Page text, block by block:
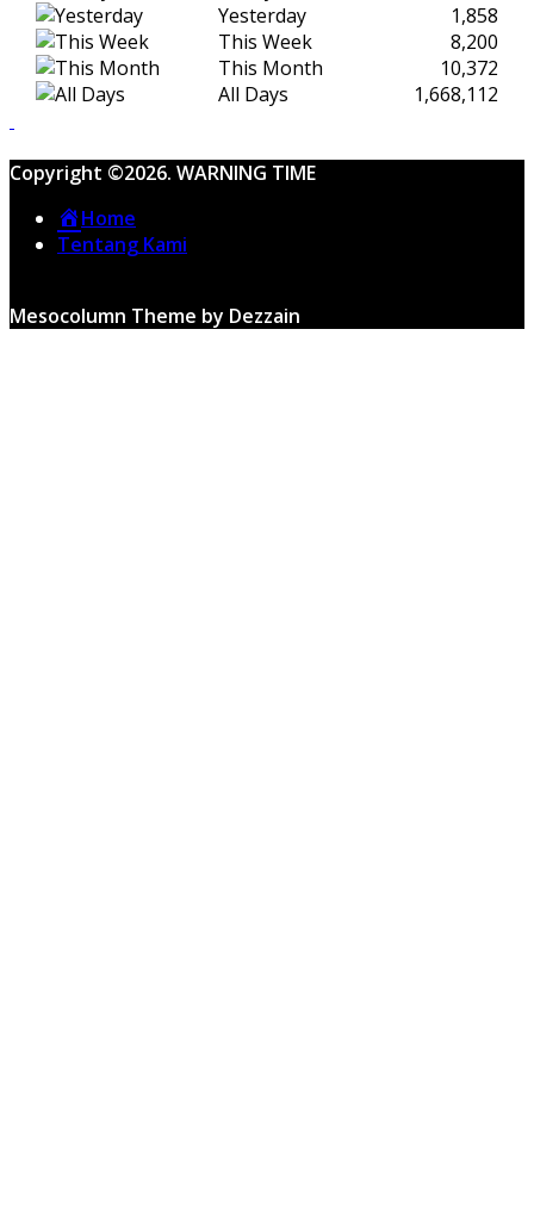
Yesterday
1,858
This Week
8,200
This Month
10,372
All Days
1,668,112
Copyright ©2026. WARNING TIME
Home
Tentang Kami
Mesocolumn Theme by Dezzain